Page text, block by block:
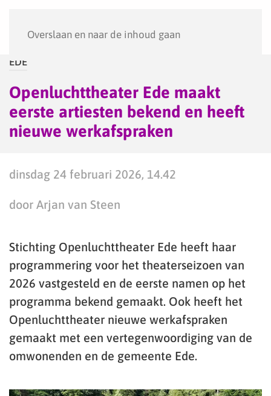
Overslaan en naar de inhoud gaan
EDE
Openluchttheater Ede maakt
eerste artiesten bekend en heeft
nieuwe werkafspraken
dinsdag 24 februari 2026, 14.42
door Arjan van Steen
Stichting Openluchttheater Ede heeft haar
programmering voor het theaterseizoen van
2026 vastgesteld en de eerste namen op het
programma bekend gemaakt. Ook heeft het
Openluchttheater nieuwe werkafspraken
gemaakt met een vertegenwoordiging van de
omwonenden en de gemeente Ede.